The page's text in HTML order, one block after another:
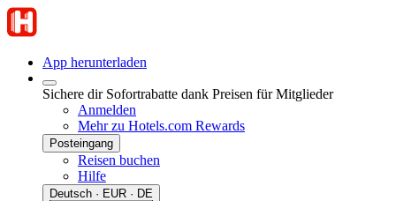
App herunterladen
Sichere dir Sofortrabatte dank Preisen für Mitglieder
Anmelden
Mehr zu Hotels.com Rewards
Posteingang
Reisen buchen
Hilfe
Deutsch · EUR · DE